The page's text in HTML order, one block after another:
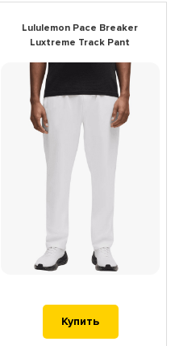
Lululemon Pace Breaker
Luxtreme Track Pant
Купить